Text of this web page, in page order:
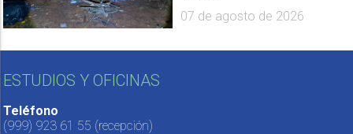
07 de agosto de 2026
ESTUDIOS Y OFICINAS
Teléfono
(999) 923 61 55 (recepción)